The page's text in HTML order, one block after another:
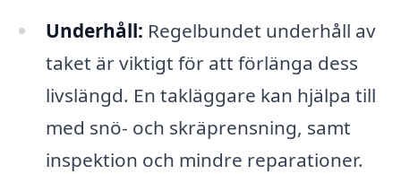
Underhåll: Regelbundet underhåll av
taket är viktigt för att förlänga dess
livslängd. En takläggare kan hjälpa till
med snö- och skräprensning, samt
inspektion och mindre reparationer.